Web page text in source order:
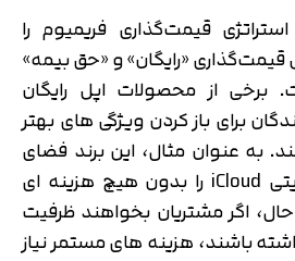
قیمت‌گذاری فریمیوم را
«رایگان» و «حق بیمه»
برخی از محصولات اپل رایگان
برای باز کردن ویژگی های بهتر
به عنوان مثال، این برند فضای
ذخیره سازی 5 گیگابایتی iCloud را بدون هیچ هزینه ای
اگر مشتریان بخواهند ظرفیت
باشند، هزینه های مستمر نیاز